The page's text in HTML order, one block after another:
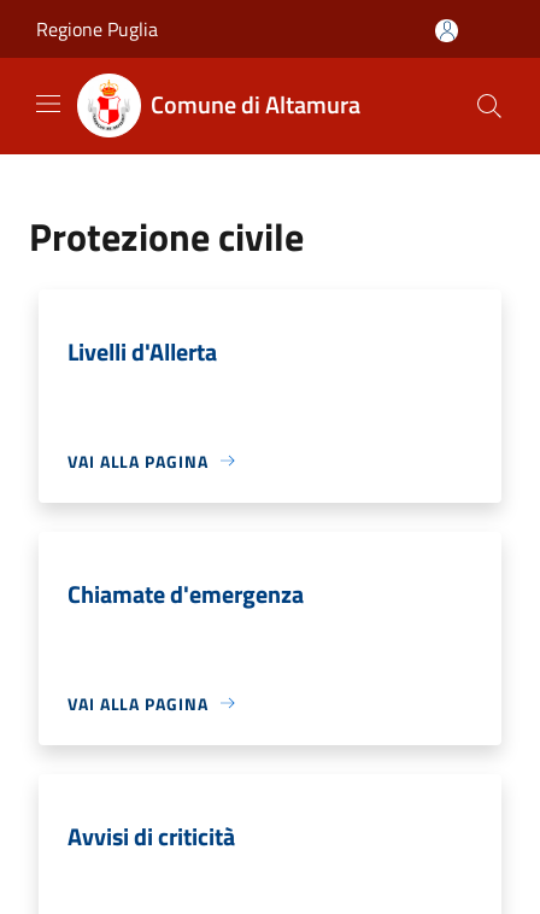
Regione Puglia
Comune di Altamura
Protezione civile
Livelli d'Allerta
VAI ALLA PAGINA
Chiamate d'emergenza
VAI ALLA PAGINA
Avvisi di criticità